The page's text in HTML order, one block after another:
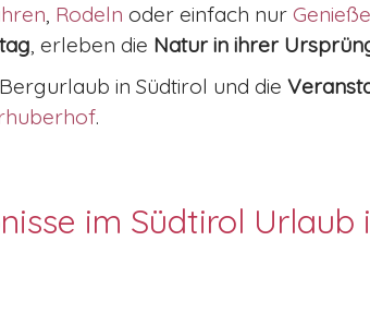
, Rodeln oder einfach nur
, erleben die Natur in ihrer
in Südtirol und die
.
im Südtirol Urlaub